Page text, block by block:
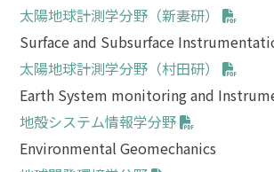
太陽地球計測学分野（新妻研）
Surface and Subsurface
太陽地球計測学分野（村田研）
Earth System monitoring and
地殻システム情報学分野
Environmental Geomechanics